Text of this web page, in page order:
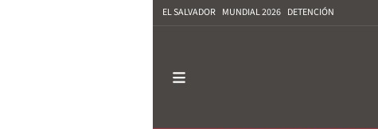
EL SALVADOR MUNDIAL 2026 DETENCIÓN